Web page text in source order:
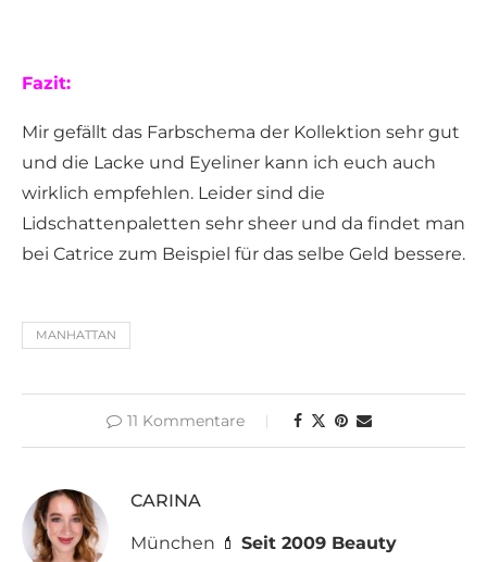
Fazit:
Mir gefällt das Farbschema der Kollektion sehr gut
und die Lacke und Eyeliner kann ich euch auch
wirklich empfehlen. Leider sind die
Lidschattenpaletten sehr sheer und da findet man
bei Catrice zum Beispiel für das selbe Geld bessere.
MANHATTAN
11 Kommentare
CARINA
München 💄 Seit 2009 Beauty